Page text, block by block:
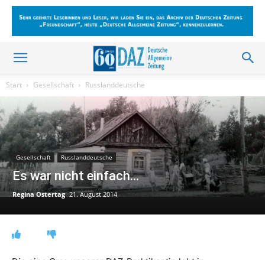
Start Gesellschaft Russlanddeutsche
Gesellschaft Russlanddeutsche
Es war nicht einfach…
Regina Ostertag 21. August 2014